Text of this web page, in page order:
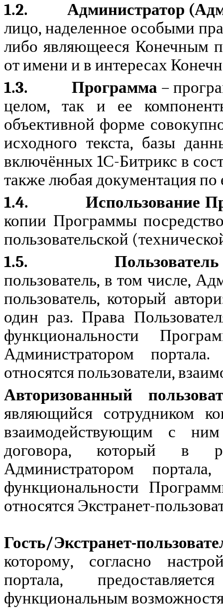
1.2.
Администратор
лицо, наделенное особыми
либо являющееся Конечным
от имени и в интересах
1.3.
Программа –
целом, так и ее
объективной форме
исходного текста, базы
включённых 1С-Битрикс в
также любая документация по
1.4.
Использование
копии Программы
пользовательской
1.5.
пользователь, в том числе,
пользователь, который
один раз. Права
функциональности
Администратором
относятся пользователи,
Авторизованный
являющийся сотрудником
взаимодействующим с
договора, который в
Администратором
функциональности
относятся Экстранет-
Гость/Экстранет-
которому, согласно
портала,
функциональным